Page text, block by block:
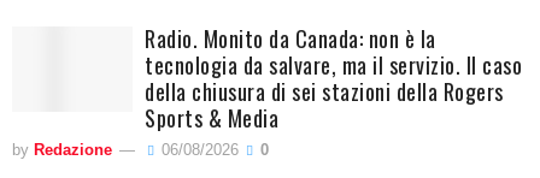
Radio. Monito da Canada: non è la
tecnologia da salvare, ma il servizio. Il caso
della chiusura di sei stazioni della Rogers
Sports & Media
by Redazione 06/08/2026 0